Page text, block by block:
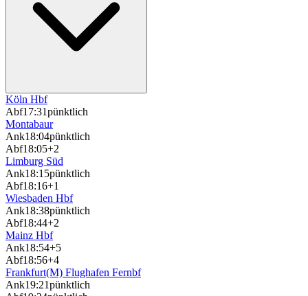
Köln Hbf
Abf17:31pünktlich
Montabaur
Ank18:04pünktlich
Abf18:05+2
Limburg Süd
Ank18:15pünktlich
Abf18:16+1
Wiesbaden Hbf
Ank18:38pünktlich
Abf18:44+2
Mainz Hbf
Ank18:54+5
Abf18:56+4
Frankfurt(M) Flughafen Fernbf
Ank19:21pünktlich